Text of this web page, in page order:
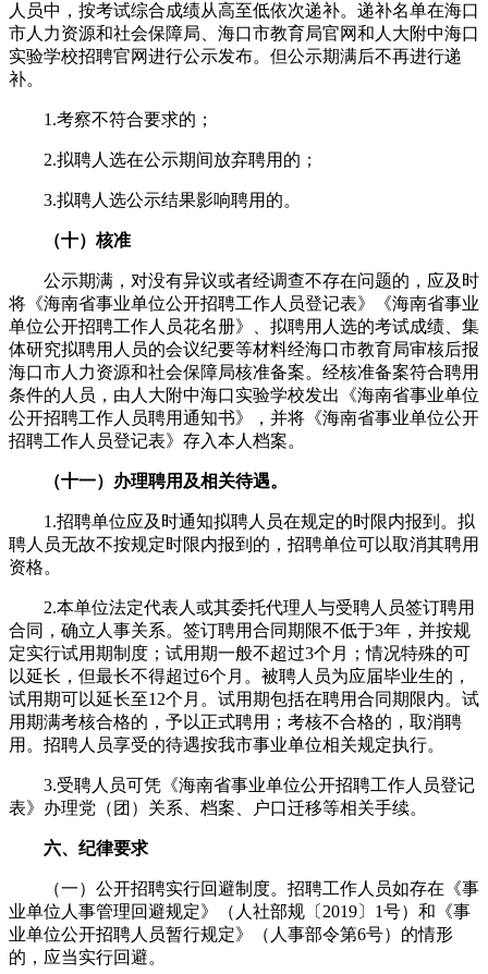
人员中，按考试综合成绩从高至低依次递补。递补名单在海口
市人力资源和社会保障局、海口市教育局官网和人大附中海口
实验学校招聘官网进行公示发布。但公示期满后不再进行递
补。
1.考察不符合要求的；
2.拟聘人选在公示期间放弃聘用的；
3.拟聘人选公示结果影响聘用的。
（十） 核准
公示期满，对没有异议或者经调查不存在问题的，应及时
将《海南省事业单位公开招聘工作人员登记表》《海南省事业
单位公开招聘工作人员花名册》、拟聘用人选的考试成绩、集
体研究拟聘用人员的会议纪要等材料经海口市教育局审核后报
海口市人力资源和社会保障局核准备案。经核准备案符合聘用
条件的人员，由人大附中海口实验学校发出《海南省事业单位
公开招聘工作人员聘用通知书》，并将《海南省事业单位公开
招聘工作人员登记表》存入本人档案。
（十一） 办理聘用及相关待遇。
1.招聘单位应及时通知拟聘人员在规定的时限内报到。拟
聘人员无故不按规定时限内报到的，招聘单位可以取消其聘用
资格。
2.本单位法定代表人或其委托代理人与受聘人员签订聘用
合同，确立人事关系。签订聘用合同期限不低于3年，并按规
定实行试用期制度；试用期一般不超过3个月；情况特殊的可
以延长，但最长不得超过6个月。被聘人员为应届毕业生的，
试用期可以延长至12个月。试用期包括在聘用合同期限内。试
用期满考核合格的，予以正式聘用；考核不合格的，取消聘
用。招聘人员享受的待遇按我市事业单位相关规定执行。
3.受聘人员可凭《海南省事业单位公开招聘工作人员登记
表》办理党（团）关系、档案、户口迁移等相关手续。
六、纪律要求
（一）公开招聘实行回避制度。招聘工作人员如存在《事
业单位人事管理回避规定》（人社部规〔2019〕1号）和《事
业单位公开招聘人员暂行规定》（人事部令第6号）的情形
的，应当实行回避。